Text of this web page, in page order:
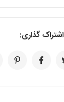
اشتراک گذاری: